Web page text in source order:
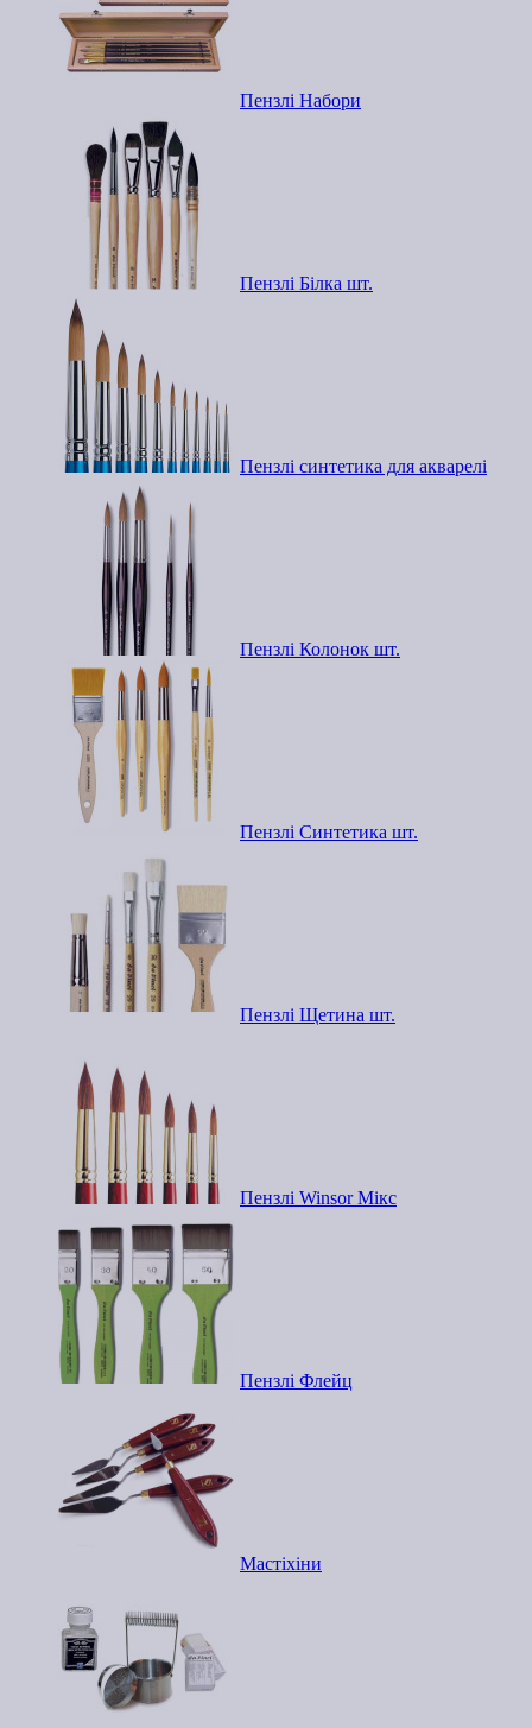
Пензлі Набори
Пензлі Білка шт.
Пензлі синтетика для акварелі
Пензлі Колонок шт.
Пензлі Синтетика шт.
Пензлі Щетина шт.
Пензлі Winsor Мікс
Пензлі Флейц
Мастіхіни